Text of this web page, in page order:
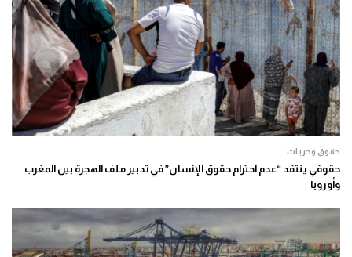
حقوق وحريات
حقوقي ينتقد “عدم احترام حقوق الإنسان” في تدبير ملف الهجرة بين المغرب
وأوروبا